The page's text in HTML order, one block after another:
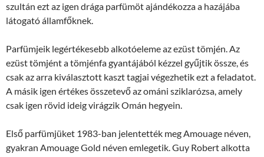
szultán ezt az igen drága parfümöt ajándékozza a hazájába
látogató államfőknek.
Parfümjeik legértékesebb alkotóeleme az ezüst tömjén. Az
ezüst tömjént a tömjénfa gyantájából kézzel gyűjtik össze, és
csak az arra kiválasztott kaszt tagjai végezhetik ezt a feladatot.
A másik igen értékes összetevő az ománi sziklarózsa, amely
csak igen rövid ideig virágzik Omán hegyein.
Első parfümjüket 1983-ban jelentették meg Amouage néven,
gyakran Amouage Gold néven emlegetik. Guy Robert alkotta